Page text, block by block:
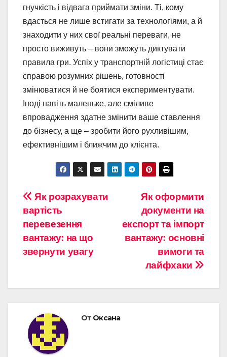
гнучкість і відвага приймати зміни. Ті, кому
вдасться не лише встигати за технологіями, а й
знаходити у них свої реальні переваги, не
просто виживуть – вони зможуть диктувати
правила гри. Успіх у транспортній логістиці стає
справою розумних рішень, готовності
змінюватися й не боятися експериментувати.
Іноді навіть маленьке, але сміливе
впровадження здатне змінити ваше ставлення
до бізнесу, а ще – зробити його рухливішим,
ефективнішим і ближчим до клієнта.
Навигация
по
записям
Як оформити
документи на
експорт та імпорт
вантажу: основні
вимоги та
лайфхаки
Як розрахувати
вартість
перевезення
вантажу: на що
звернути увагу
От Оксана